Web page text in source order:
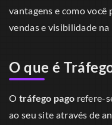
vantagens e como
vendas e visibilidade
O que é
O tráfego pago refere-
ao seu site através de